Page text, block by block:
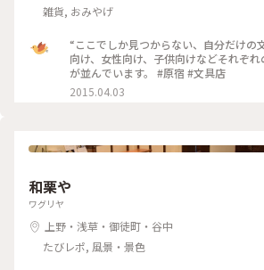
雑貨, おみやげ
“ここでしか見つからない、自分だけの
向け、女性向け、子供向けなどそれぞ
が並んでいます。 #原宿 #文具店
2015.04.03
和栗や
ワグリヤ
上野・浅草・御徒町・谷中
たびレポ, 風景・景色